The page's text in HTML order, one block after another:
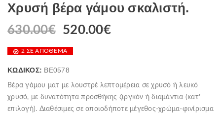
Χρυσή βέρα γάμου σκαλιστή.
630.00€
Original
was:
520.00€Η
2 ΣΕ ΑΠΌΘΕΜΑ
ΚΩΔΙΚΌΣ: BE0578
Βέρα γάμου ματ με λουστρέ λεπτομέρεια σε χρυσό ή λευκό
χρυσό, με δυνατότητα προσθήκης ζιργκόν ή διαμάντια (κατ’
επιλογή). Διαθέσιμες σε οποιοδήποτε μέγεθος-χρώμα-φινίρισμα